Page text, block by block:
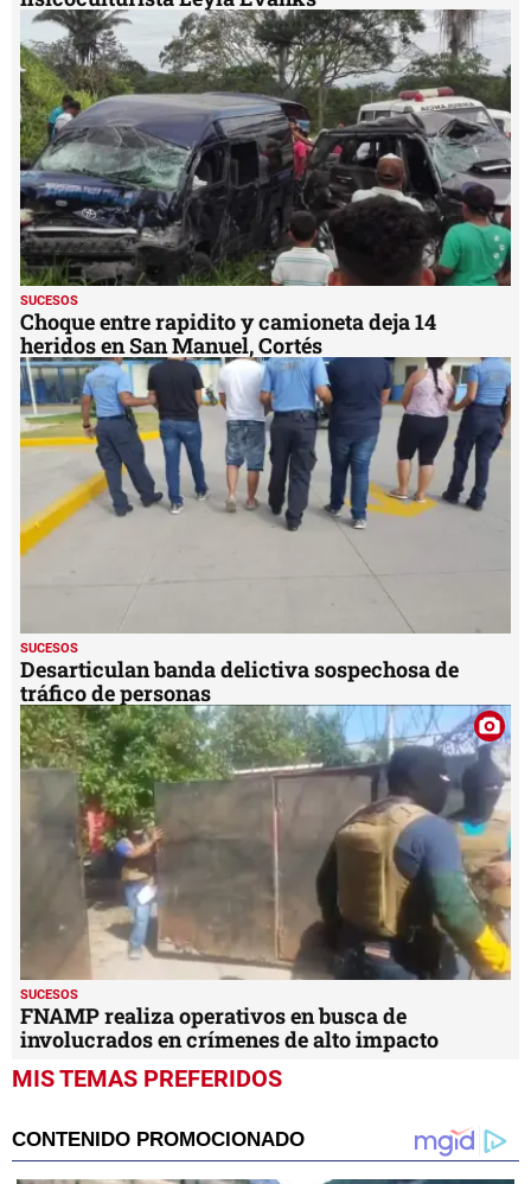
SUCESOS
Choque entre rapidito y camioneta deja 14
heridos en San Manuel, Cortés
SUCESOS
Desarticulan banda delictiva sospechosa de
tráfico de personas
SUCESOS
FNAMP realiza operativos en busca de
involucrados en crímenes de alto impacto
MIS TEMAS PREFERIDOS